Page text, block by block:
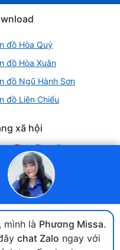
mình là Phương Missa.
chat Zalo ngay với
đồ Hòa Quý
đồ Hòa Xuân
đồ Ngũ Hành Sơn
đồ Liên Chiểu
xã hội